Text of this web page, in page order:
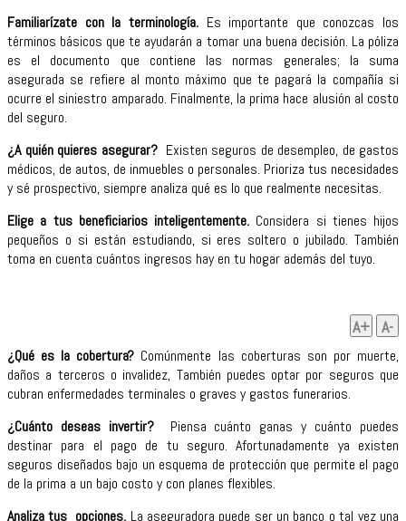
Familiarízate con la terminología. Es importante que conozcas los
términos básicos que te ayudarán a tomar una buena decisión. La póliza
es el documento que contiene las normas generales; la suma
asegurada se refiere al monto máximo que te pagará la compañía si
ocurre el siniestro amparado. Finalmente, la prima hace alusión al costo
del seguro.
¿A quién quieres asegurar?Existen seguros de desempleo, de gastos
médicos, de autos, de inmuebles o personales. Prioriza tus necesidades
y sé prospectivo, siempre analiza qué es lo que realmente necesitas.
Elige a tus beneficiarios inteligentemente. Considera si tienes hijos
pequeños o si están estudiando, si eres soltero o jubilado. También
toma en cuenta cuántos ingresos hay en tu hogar además del tuyo.
A+ A-
¿Qué es la cobertura? Comúnmente las coberturas son por muerte,
daños a terceros o invalidez, También puedes optar por seguros que
cubran enfermedades terminales o graves y gastos funerarios.
¿Cuánto deseas invertir?Piensa cuánto ganas y cuánto puedes
destinar para el pago de tu seguro. Afortunadamente ya existen
seguros diseñados bajo un esquema de protección que permite el pago
de la prima a un bajo costo y con planes flexibles.
Analiza tus opciones. La aseguradora puede ser un banco o tal vez una